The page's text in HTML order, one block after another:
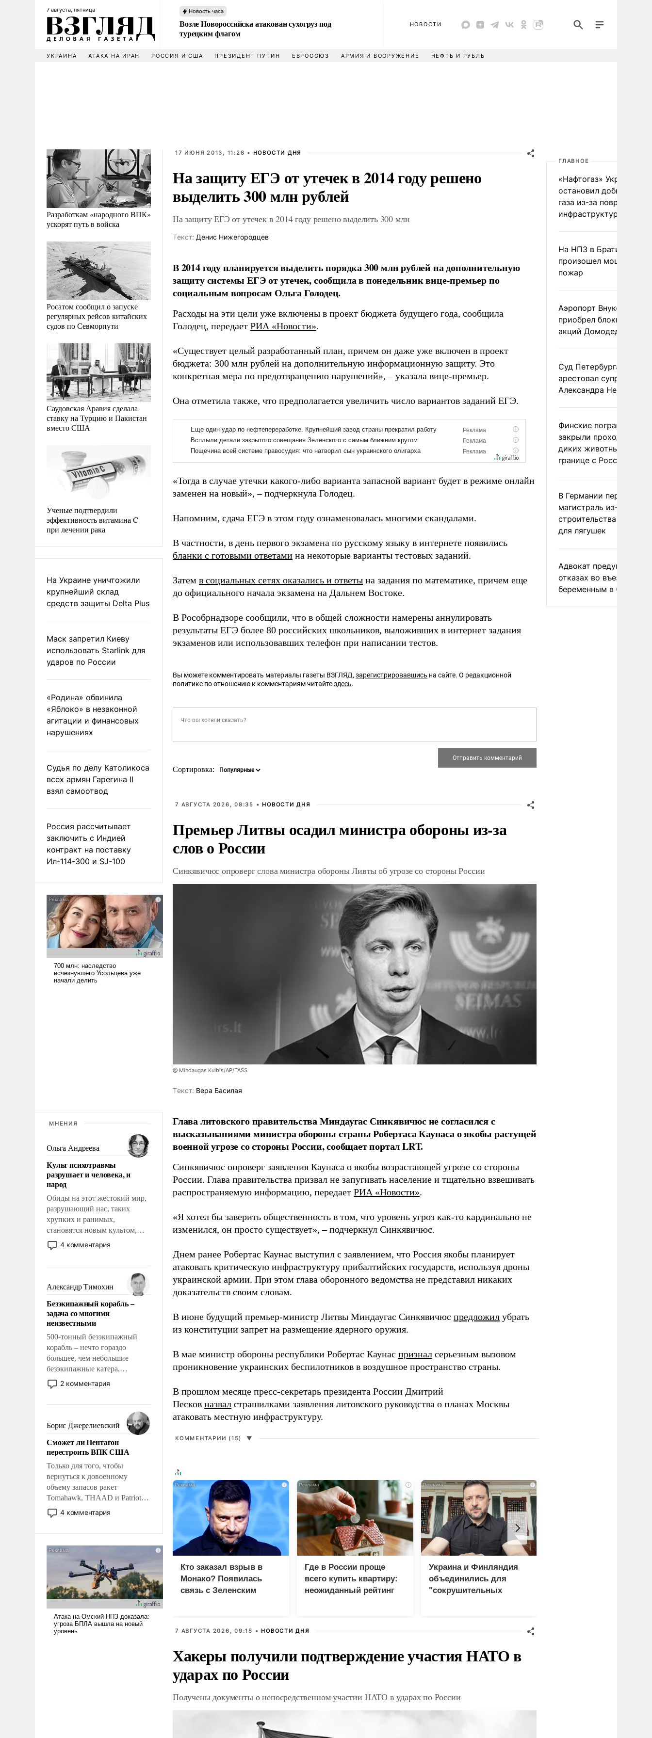
7 августа, пятница Новость часа
Возле Новороссийска атакован сухогруз под
турецким флагом
НОВОСТИ
УКРАИНА АТАКА НА ИРАН РОССИЯ И США ПРЕЗИДЕНТ ПУТИН ЕВРОСОЮЗ АРМИЯ И ВООРУЖЕНИЕ НЕФТЬ И РУБЛЬ
Разработкам «народного ВПК»
ускорят путь в войска
Росатом сообщил о запуске
регулярных рейсов китайских
судов по Севморпути
Саудовская Аравия сделала
ставку на Турцию и Пакистан
вместо США
Ученые подтвердили
эффективность витамина C
при лечении рака
На Украине уничтожили
крупнейший склад
средств защиты Delta Plus
Маск запретил Киеву
использовать Starlink для
ударов по России
«Родина» обвинила
«Яблоко» в незаконной
агитации и финансовых
нарушениях
Судья по делу Католикоса
всех армян Гарегина II
взял самоотвод
Россия рассчитывает
заключить с Индией
контракт на поставку
Ил-114-300 и SJ-100
МНЕНИЯ
Ольга Андреева
Культ психотравмы
разрушает и человека, и
народ
Обиды на этот жестокий мир,
разрушающий нас, таких
хрупких и ранимых,
становятся новым культом,
постепенно вытесняя и
отменяя традиционное
мужественным и твердым под
ударами судьбы, брать на себя
ответственность, помогать
слабым, идти вперед и
адаптироваться.
4 комментария
Александр Тимохин
Безэкипажный корабль –
задача со многими
неизвестными
500-тонный безэкипажный
корабль – нечто гораздо
большее, чем небольшие
безэкипажные катера,
применение которых уже
стало обыденностью. Задача по
сложна и амбициозна. Однако
и ее реализация радикально
поднимет наши боевые
возможности.
2 комментария
Борис Джерелиевский
Сможет ли Пентагон
перестроить ВПК США
Только для того, чтобы
вернуться к довоенному
объему запасов ракет
Tomahawk, THAAD и Patriot
США потребуется более трех
лет. Даже небольшая война с
Сложившаяся ситуация
означает многолетний период
уязвимости США, например,
перед Китаем.
4 комментария
17 ИЮНЯ 2013, 11:28 • НОВОСТИ ДНЯ
На защиту ЕГЭ от утечек в 2014 году решено
выделить 300 млн рублей
На защиту ЕГЭ от утечек в 2014 году решено выделить 300 млн
Tекст: Денис Нижегородцев
В 2014 году планируется выделить порядка 300 млн рублей на дополнительную
защиту системы ЕГЭ от утечек, сообщила в понедельник вице-премьер по
социальным вопросам Ольга Голодец.
Расходы на эти цели уже включены в проект бюджета будущего года, сообщила
Голодец, передает РИА «Новости».
«Существует целый разработанный план, причем он даже уже включен в проект
бюджета: 300 млн рублей на дополнительную информационную защиту. Это
конкретная мера по предотвращению нарушений», – указала вице-премьер.
Она отметила также, что предполагается увеличить число вариантов заданий ЕГЭ.
«Тогда в случае утечки какого-либо варианта запасной вариант будет в режиме онлайн
заменен на новый», – подчеркнула Голодец.
Напомним, сдача ЕГЭ в этом году ознаменовалась многими скандалами.
В частности, в день первого экзамена по русскому языку в интернете появились
бланки с готовыми ответами на некоторые варианты тестовых заданий.
Затем в социальных сетях оказались и ответы на задания по математике, причем еще
до официального начала экзамена на Дальнем Востоке.
В Рособрнадзоре сообщили, что в общей сложности намерены аннулировать
результаты ЕГЭ более 80 российских школьников, выложивших в интернет задания
экзаменов или использовавших телефон при написании тестов.
Вы можете комментировать материалы газеты ВЗГЛЯД, зарегистрировавшись на сайте. О редакционной
политике по отношению к комментариям читайтездесь.
Сортировка:
7 АВГУСТА 2026, 08:35 • НОВОСТИ ДНЯ
Премьер Литвы осадил министра обороны из-за
слов о России
Синкявичюс опроверг слова министра обороны Ливты об угрозе со стороны России
@ Mindaugas Kulbis/AP/TASS
Tекст: Вера Басилая
Глава литовского правительства Миндаугас Синкявичюс не согласился с
высказываниями министра обороны страны Робертаса Каунаса о якобы растущей
военной угрозе со стороны России, сообщает портал LRT.
Синкявичюс опроверг заявления Каунаса о якобы возрастающей угрозе со стороны
России. Глава правительства призвал не запугивать население и тщательно взвешивать
распространяемую информацию, передает РИА «Новости».
«Я хотел бы заверить общественность в том, что уровень угроз как-то кардинально не
изменился, он просто существует», – подчеркнул Синкявичюс.
Днем ранее Робертас Каунас выступил с заявлением, что Россия якобы планирует
атаковать критическую инфраструктуру прибалтийских государств, используя дроны
украинской армии. При этом глава оборонного ведомства не представил никаких
доказательств своим словам.
В июне будущий премьер-министр Литвы Миндаугас Синкявичюс предложил убрать
из конституции запрет на размещение ядерного оружия.
В мае министр обороны республики Робертас Каунас признал серьезным вызовом
проникновение украинских беспилотников в воздушное пространство страны.
В прошлом месяце пресс-секретарь президента России Дмитрий
Песков назвал страшилками заявления литовского руководства о планах Москвы
атаковать местную инфраструктуру.
КОММЕНТАРИИ (15) ▼
i
Кто заказал взрыв в
Монако? Появилась
связь с Зеленским
i
Где в России проще
всего купить квартиру:
неожиданный рейтинг
i
Украина и Финляндия
объединились для
"сокрушительных
7 АВГУСТА 2026, 09:15 • НОВОСТИ ДНЯ
Хакеры получили подтверждение участия НАТО в
ударах по России
Получены документы о непосредственном участии НАТО в ударах по России
ГЛАВНОЕ
«Нафтогаз» Украины
остановил добычу
газа из-за повреждения
инфраструктуры
На НПЗ в Братиславе
произошел мощный
пожар
Аэропорт Внуково
приобрел блокпакет
акций Домодедово
Суд Петербурга заочно
арестовал супругу
Александра Невзорова
Финские пограничники
закрыли проходы для
диких животных на
границе с Россией
В Германии перекрыли
магистраль из-за
строительства
для лягушек
Адвокат предупредил
отказах во въезде
беременным в США